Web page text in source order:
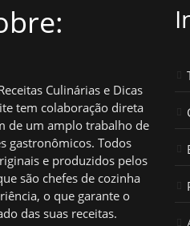
Culinárias e Dicas
tem colaboração direta
de um amplo trabalho de
gastronômicos. Todos
e produzidos pelos
são chefes de cozinha
o que garante o
das suas receitas.